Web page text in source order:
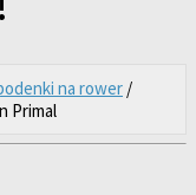
na rower /
Primal